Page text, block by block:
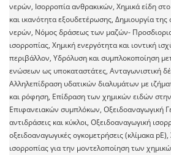
νερών, Ισορροπία ανθρακικών, Χημικά είδη
και ικανότητα εξουδετέρωσης, Δημιουργία
νερών, Νόμος δράσεως των μαζών-
ισορροπίας, Χημική ενεργότητα και ιοντική
περιβάλλον, Υδρόλυση και συμπλοκοποίηση
ενώσεων ως υποκαταστάτες, Ανταγωνιστική
Αλληλεπίδραση υδατικών διαλυμάτων με
και ρόφηση, Επίδραση των χημικών ειδών
Επιφανειακών συμπλόκων, Οξειδοαναγωγική
αντιδράσεις και κύκλοι, Οξειδοαναγωγική
οξειδοαναγωγικές ογκομετρήσεις (κλίμακα
ισορροπίας για την μοντελοποίηση των